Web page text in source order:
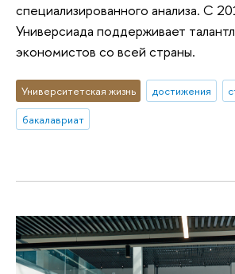
специализированного анализа. С
Универсиада поддерживает
экономистов со всей страны.
Университетская жизнь достижения
бакалавриат